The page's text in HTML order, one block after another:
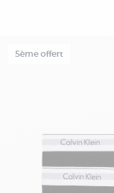
5ème offert